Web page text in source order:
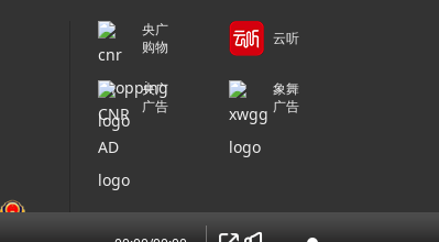
央广
购物
云听
央广
广告
象舞
广告